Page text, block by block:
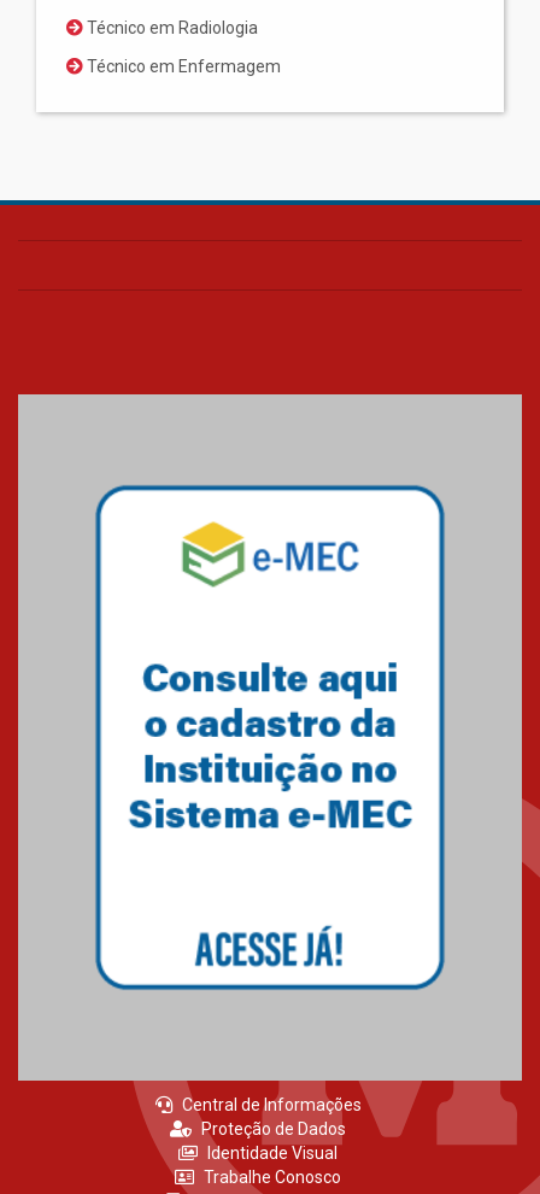
Técnico em Radiologia
Técnico em Enfermagem
Central de Informações
Proteção de Dados
Identidade Visual
Trabalhe Conosco